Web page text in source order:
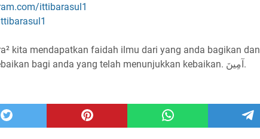
ittibarasul1
kita mendapatkan faidah ilmu dari yang anda bagikan dan
menjadi pembuka amal² kebaikan bagi anda yang telah menunjukkan kebaikan. آمِينَ.